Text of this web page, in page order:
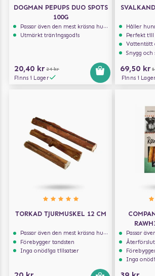
DOGMAN PEPUPS DUO SPOTS
100G
Passar även den mest kräsna hunden
Utmärkt träningsgodis
20,40 kr 24 kr
Finns i Lager
Håller
Perfekt till
Vattentätt
Snygg och
69,50 kr
Finns i
TORKAD TJURMUSKEL 12 CM
Passar även den mest kräsna hunden
Förebygger tandsten
Inga onödiga tillsatser
Passar
Inga